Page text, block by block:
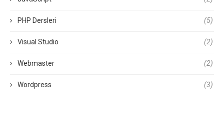
PHP Dersleri (5)
Visual Studio (2)
Webmaster (2)
Wordpress (3)